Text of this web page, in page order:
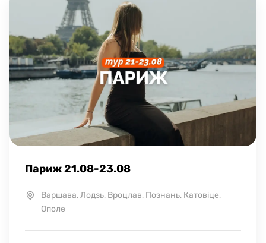
Париж 21.08-23.08
Варшава, Лодзь, Вроцлав, Познань, Катовіце,
Ополе